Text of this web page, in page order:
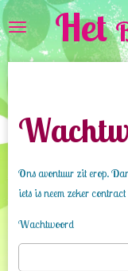
Ga
direct
naar
de
hoofdinhoud
Het
Ons avontuur zit erop.
iets is neem zeker contract
Wachtwoord